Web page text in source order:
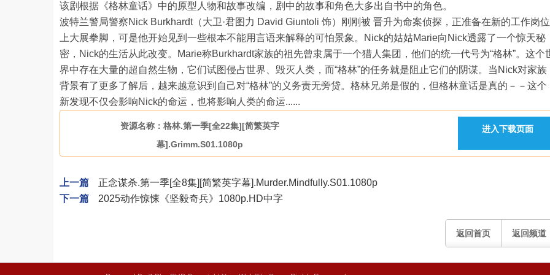
该剧根据《格林童话》中的原型人物和故事改编，剧中的故事和角色大多出自书中的角色。
波特兰警局警察Nick Burkhardt（大卫·君图力 David Giuntoli 饰）刚刚被 晋升为命案侦探，正准备在新的工作岗位
上大展拳脚，可是他开始见到一些根本不能用言语来解释的可怕景象。Nick的姑姑Marie向Nick透露了一个惊天秘
密，Nick的生活从此改变。Marie称Burkhardt家族的祖先曾隶属于一个猎人集团，他们的统一代号为“格林”。这个
界中存在大量的超自然生物，它们试图侵占世界、毁灭人类，而“格林”的任务就是阻止它们的阴谋。当Nick对家族
背景有了更多了解后，越来越意识到自己对“格林”的义务责无旁贷。格林兄弟是假的，但格林童话是真的－－这个
新发现不仅会影响Nick的命运，也将影响人类的命运......
资源名称：格林.第一季[全22集][简繁英字
幕].Grimm.S01.1080p
进入下载页面
上一篇
正念谋杀.第一季[全8集][简繁英字幕].Murder.Mindfully.S01.1080p
下一篇
2025动作惊悚《坚毅奇兵》1080p.HD中字
返回首页 返回频道